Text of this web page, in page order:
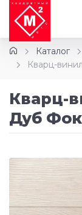
Каталог
Кварц-
Кварц-
Дуб